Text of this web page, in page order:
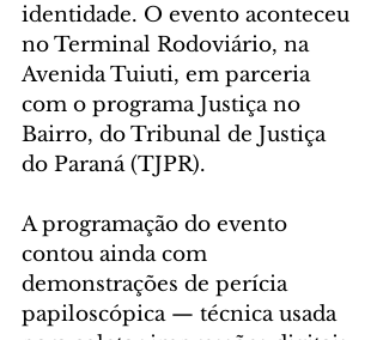
identidade. O evento aconteceu
no Terminal Rodoviário, na
Avenida Tuiuti, em parceria
com o programa Justiça no
Bairro, do Tribunal de Justiça
do Paraná (TJPR).
A programação do evento
contou ainda com
demonstrações de perícia
papiloscópica — técnica usada